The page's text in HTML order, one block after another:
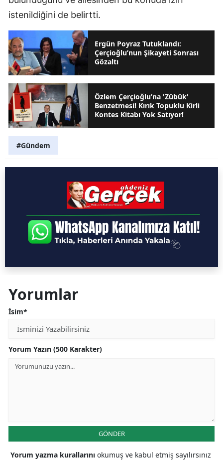
istenildiğini de belirtti.
Ergün Poyraz Tutuklandı:
Çerçioğlu’nun Şikayeti Sonrası
Gözaltı
Özlem Çerçioğlu’na 'Zübük'
Benzetmesi! Kırık Topuklu Kirli
Kontes Kitabı Yok Satıyor!
#Gündem
Yorumlar
İsim*
Yorum Yazın (500 Karakter)
GÖNDER
Yorum yazma kurallarını okumuş ve kabul etmiş sayılırsınız